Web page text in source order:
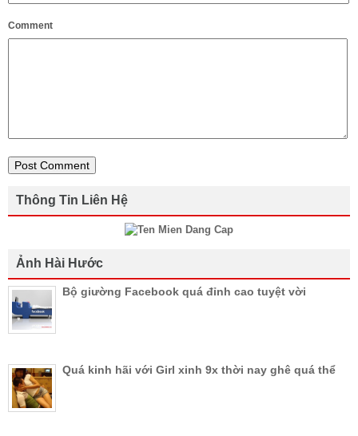
Comment
Thông Tin Liên Hệ
Ảnh Hài Hước
Bộ giường Facebook quá đỉnh cao tuyệt vời
Quá kinh hãi với Girl xinh 9x thời nay ghê quá thể